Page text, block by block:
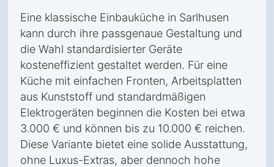
Eine klassische Einbauküche in Sarlhusen
kann durch ihre passgenaue Gestaltung und
die Wahl standardisierter Geräte
kosteneffizient gestaltet werden. Für eine
Küche mit einfachen Fronten, Arbeitsplatten
aus Kunststoff und standardmäßigen
Elektrogeräten beginnen die Kosten bei etwa
3.000 € und können bis zu 10.000 € reichen.
Diese Variante bietet eine solide Ausstattung,
ohne Luxus-Extras, aber dennoch hohe